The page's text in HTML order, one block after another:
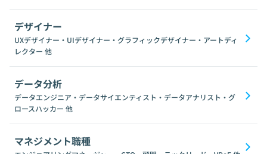
デザイナー
UXデザイナー・UIデザイナー・グラフィックデザイナー・アートディ
レクター 他
データ分析
データエンジニア・データサイエンティスト・データアナリスト・グ
ロースハッカー 他
マネジメント職種